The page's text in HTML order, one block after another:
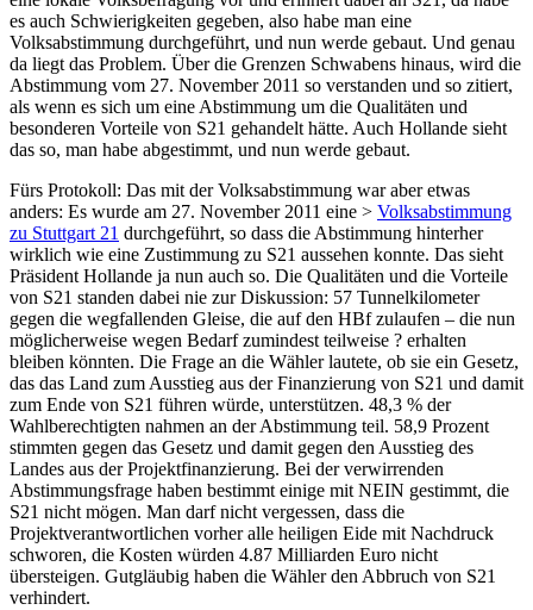
es auch Schwierigkeiten gegeben, also habe man eine
Volksabstimmung durchgeführt, und nun werde gebaut. Und genau
da liegt das Problem. Über die Grenzen Schwabens hinaus, wird die
Abstimmung vom 27. November 2011 so verstanden und so zitiert,
als wenn es sich um eine Abstimmung um die Qualitäten und
besonderen Vorteile von S21 gehandelt hätte. Auch Hollande sieht
das so, man habe abgestimmt, und nun werde gebaut.
Fürs Protokoll: Das mit der Volksabstimmung war aber etwas
anders: Es wurde am 27. November 2011 eine > Volksabstimmung
zu Stuttgart 21 durchgeführt, so dass die Abstimmung hinterher
wirklich wie eine Zustimmung zu S21 aussehen konnte. Das sieht
Präsident Hollande ja nun auch so. Die Qualitäten und die Vorteile
von S21 standen dabei nie zur Diskussion: 57 Tunnelkilometer
gegen die wegfallenden Gleise, die auf den HBf zulaufen – die nun
möglicherweise wegen Bedarf zumindest teilweise ? erhalten
bleiben könnten. Die Frage an die Wähler lautete, ob sie ein Gesetz,
das das Land zum Ausstieg aus der Finanzierung von S21 und damit
zum Ende von S21 führen würde, unterstützen. 48,3 % der
Wahlberechtigten nahmen an der Abstimmung teil. 58,9 Prozent
stimmten gegen das Gesetz und damit gegen den Ausstieg des
Landes aus der Projektfinanzierung. Bei der verwirrenden
Abstimmungsfrage haben bestimmt einige mit NEIN gestimmt, die
S21 nicht mögen. Man darf nicht vergessen, dass die
Projektverantwortlichen vorher alle heiligen Eide mit Nachdruck
schworen, die Kosten würden 4.87 Milliarden Euro nicht
übersteigen. Gutgläubig haben die Wähler den Abbruch von S21
verhindert.